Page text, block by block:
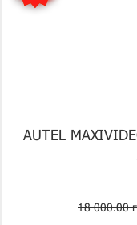
AUTEL
18 000.00